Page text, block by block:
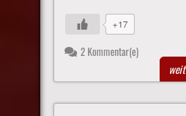
+17
2 Kommentar(e)